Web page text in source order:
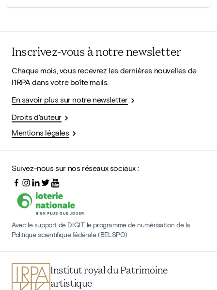
Inscrivez-vous à notre newsletter
Chaque mois, vous recevrez les dernières nouvelles de
l'IRPA dans votre boîte mails.
En savoir plus sur notre newsletter
Droits d'auteur
Mentions légales
Suivez-nous sur nos réseaux sociaux :
Avec le support de DIGIT, le programme de numérisation de la
Politique scientifique fédérale (BELSPO)
Institut royal du Patrimoine
artistique